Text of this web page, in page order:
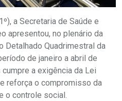
a Secretaria de Saúde e
apresentou, no plenário da
Detalhado Quadrimestral da
de janeiro a abril de
a exigência da Lei
reforça o compromisso da
o controle social.